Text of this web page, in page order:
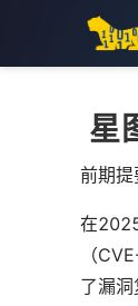
星
前期提
在
（
了漏洞